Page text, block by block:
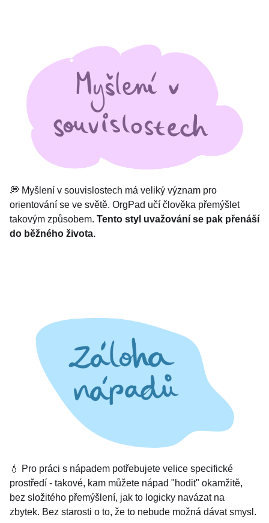
💭 Myšlení v souvislostech má veliký význam pro
orientování se ve světě. OrgPad učí člověka přemýšlet
takovým způsobem. Tento styl uvažování se pak přenáší
do běžného života.
💧 Pro práci s nápadem potřebujete velice specifické
prostředí - takové, kam můžete nápad "hodit" okamžitě,
bez složitého přemýšlení, jak to logicky navázat na
zbytek. Bez starosti o to, že to nebude možná dávat smysl.